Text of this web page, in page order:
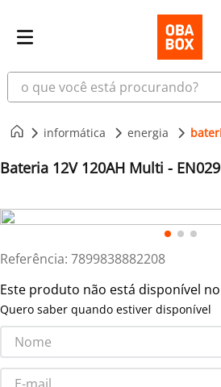
o que você está procurando?
informática energia
Bateria 12V 120AH Multi - EN029
Referência: 7899838882208
Este produto não está disponível
Quero saber quando estiver disponível